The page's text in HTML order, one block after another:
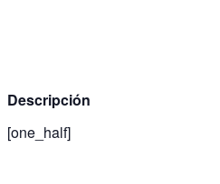
Descripción
[one_half]